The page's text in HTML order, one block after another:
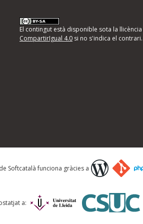
d'errors
següents i descriviu quina és la millora que
El contingut està disponible sota la llicència
CompartirIgual 4.0si no s'indica el contrari.
Softcatalà funciona gràcies a
a: